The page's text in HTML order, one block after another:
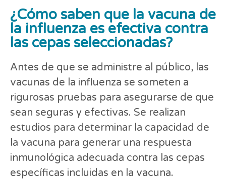
¿Cómo saben que la vacuna de
la influenza es efectiva contra
las cepas seleccionadas?
Antes de que se administre al público, las
vacunas de la influenza se someten a
rigurosas pruebas para asegurarse de que
sean seguras y efectivas. Se realizan
estudios para determinar la capacidad de
la vacuna para generar una respuesta
inmunológica adecuada contra las cepas
específicas incluidas en la vacuna.